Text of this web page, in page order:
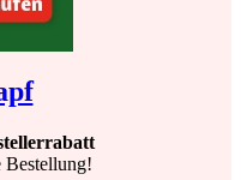
Bestellung!